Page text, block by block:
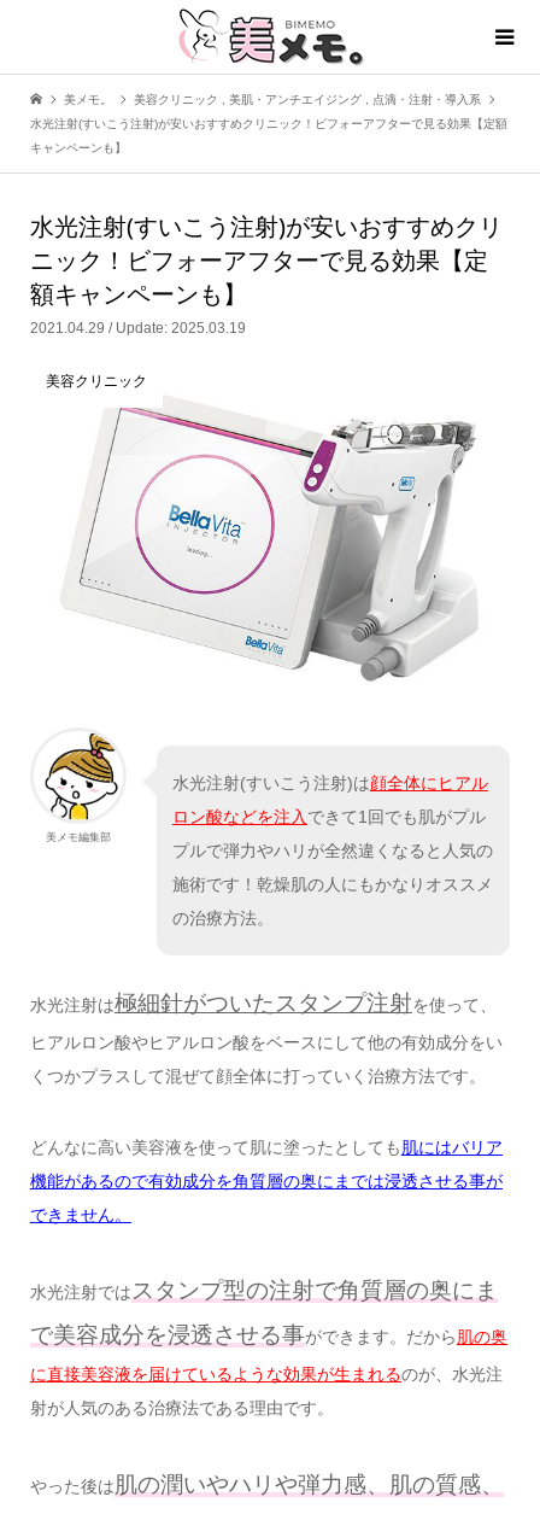
美メモ。 美容クリニック 美肌・アンチエイジング
点滴・注射・導入系
水光注射(すいこう注射)が安いおすすめクリニック！ビフォーアフターで見る効果【定額
キャンペーンも】
水光注射(すいこう注射)が安いおすすめクリ
ニック！ビフォーアフターで見る効果【定
額キャンペーンも】
2021.04.29 / Update: 2025.03.19
美容クリニック
美メモ編集部
水光注射(すいこう注射)は顔全体にヒアル
ロン酸などを注入できて1回でも肌がプル
プルで弾力やハリが全然違くなると人気の
施術です！乾燥肌の人にもかなりオススメ
の治療方法。
水光注射は極細針がついたスタンプ注射を使って、
ヒアルロン酸やヒアルロン酸をベースにして他の有効成分をい
くつかプラスして混ぜて顔全体に打っていく治療方法です。
どんなに高い美容液を使って肌に塗ったとしても肌にはバリア
機能があるので有効成分を角質層の奥にまでは浸透させる事が
できません。
水光注射ではスタンプ型の注射で角質層の奥にま
で美容成分を浸透させる事ができます。だから肌の奥
に直接美容液を届けているような効果が生まれるのが、水光注
射が人気のある治療法である理由です。
やった後は肌の潤いやハリや弾力感、肌の質感、